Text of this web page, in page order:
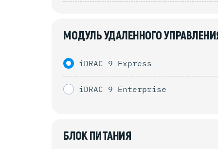
МОДУЛЬ УДАЛЕННОГО
iDRAC 9 Express
iDRAC 9 Enterprise
БЛОК ПИТАНИЯ